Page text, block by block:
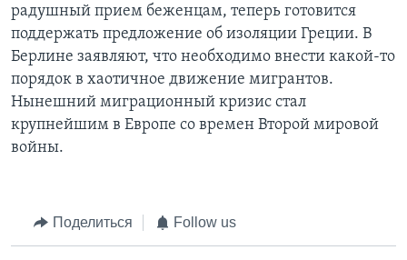
радушный прием беженцам, теперь готовится
поддержать предложение об изоляции Греции. В
Берлине заявляют, что необходимо внести какой-то
порядок в хаотичное движение мигрантов.
Нынешний миграционный кризис стал
крупнейшим в Европе со времен Второй мировой
войны.
Поделиться Follow us